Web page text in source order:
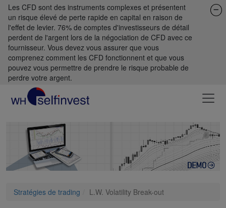
Les CFD sont des instruments complexes et présentent
un risque élevé de perte rapide en capital en raison de
l'effet de levier. 76% de comptes d'investisseurs de détail
perdent de l'argent lors de la négociation de CFD avec ce
fournisseur. Vous devez vous assurer que vous
comprenez comment les CFD fonctionnent et que vous
pouvez vous permettre de prendre le risque probable de
perdre votre argent.
Stratégies de trading L.W. Volatility Break-out